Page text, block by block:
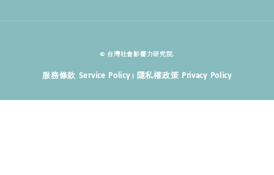
© 台灣社會影響力研究院.
服務條款 Service Policy| 隱私權政策 Privacy Policy